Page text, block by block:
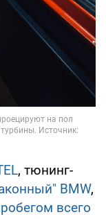
, тюнинг-
BMW,
всего